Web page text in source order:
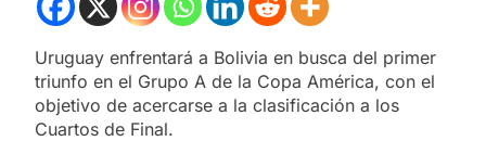
Uruguay enfrentará a Bolivia en busca del primer
triunfo en el Grupo A de la Copa América, con el
objetivo de acercarse a la clasificación a los
Cuartos de Final.